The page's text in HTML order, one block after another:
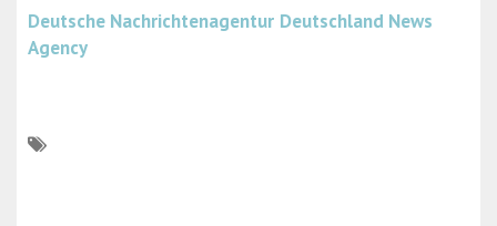
Deutsche Nachrichtenagentur Deutschland News
Agency